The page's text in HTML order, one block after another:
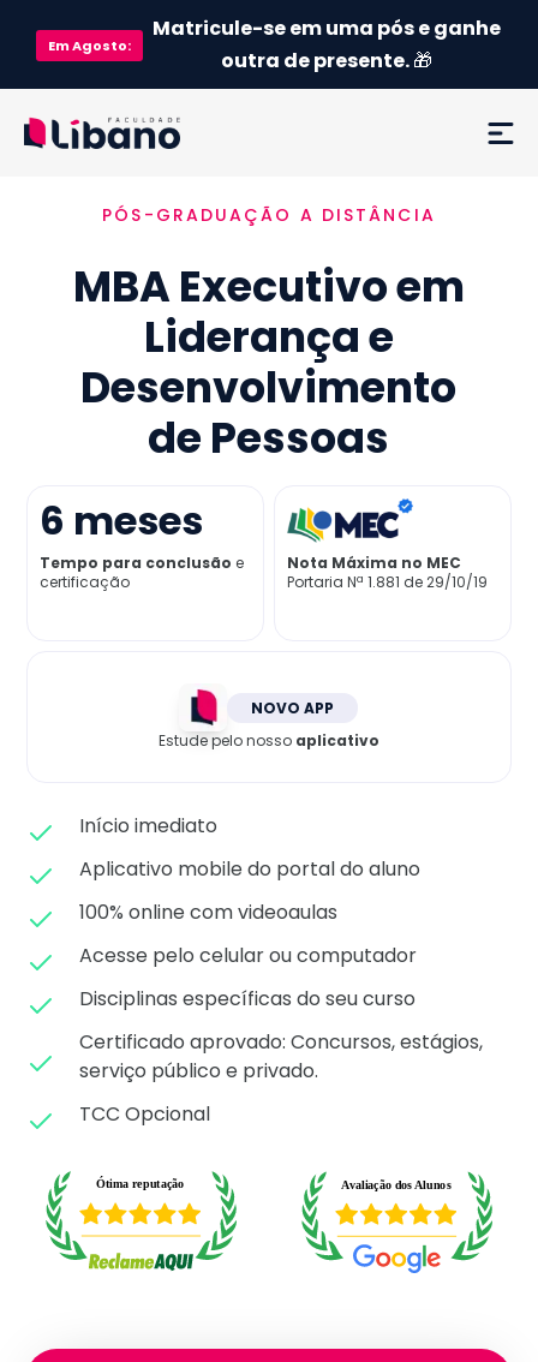
EmAgosto:
Matricule-se em uma pós e ganhe
outra de presente.🎁
Ementa
Como funciona
Credenciamento MEC
Matricule-se
PÓS-GRADUAÇÃO A DISTÂNCIA
MBA Executivo em
Liderança e
Desenvolvimento
de Pessoas
6 meses
Tempo para conclusão e
certificação
Nota Máxima no MEC
Portaria Nª 1.881 de 29/10/19
NOVO APP
Estude pelo nosso aplicativo
Início imediato
Aplicativo mobile do portal do aluno
100% online com videoaulas
Acesse pelo celular ou computador
Disciplinas específicas do seu curso
Certificado aprovado: Concursos, estágios,
serviço público e privado.
TCC Opcional